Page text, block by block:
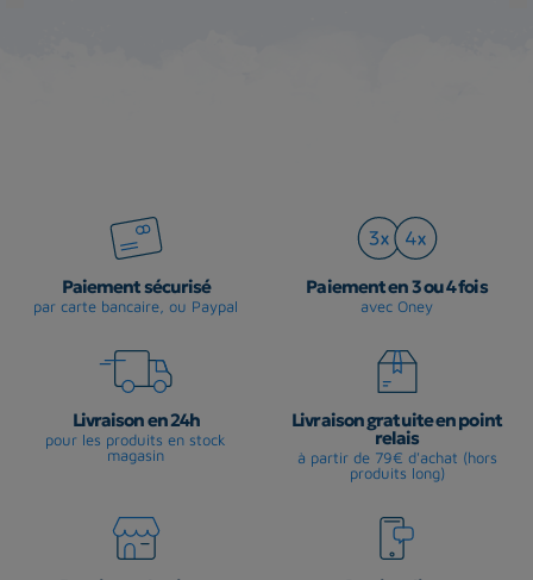
Paiement sécurisé
par carte bancaire, ou Paypal
Paiement en 3 ou 4 fois
avec Oney
Livraison en 24h
pour les produits en stock
magasin
Livraison gratuite en point
relais
à partir de 79€ d'achat (hors
produits long)